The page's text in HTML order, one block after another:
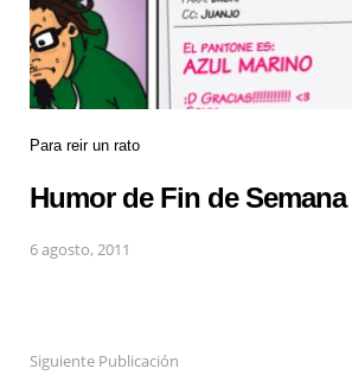
Para reir un rato
Humor de Fin de Semana
6 agosto, 2011
Siguiente Publicación